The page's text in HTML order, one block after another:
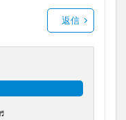
返信